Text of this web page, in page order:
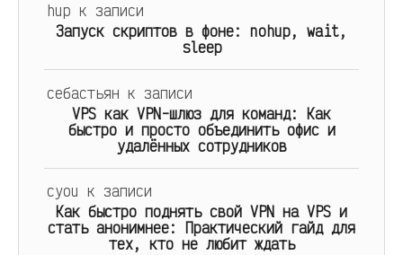
hup к записи
Запуск скриптов в фоне: nohup, wait,
sleep
себастьян к записи
VPS как VPN-шлюз для команд: Как
быстро и просто объединить офис и
удалённых сотрудников
cyou к записи
Как быстро поднять свой VPN на VPS и
стать анонимнее: Практический гайд для
тех, кто не любит ждать